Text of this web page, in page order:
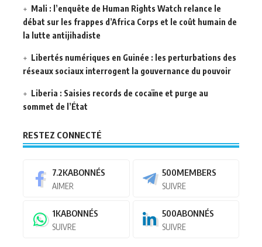
Mali : l’enquête de Human Rights Watch relance le
débat sur les frappes d’Africa Corps et le coût humain de
la lutte antijihadiste
Libertés numériques en Guinée : les perturbations des
réseaux sociaux interrogent la gouvernance du pouvoir
Liberia : Saisies records de cocaïne et purge au
sommet de l’État
RESTEZ CONNECTÉ
7.2KABONNÉS
AIMER
500MEMBERS
SUIVRE
1KABONNÉS
SUIVRE
500ABONNÉS
SUIVRE